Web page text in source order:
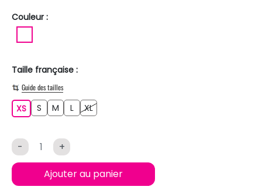
Couleur :
Taille française :
Guide des tailles
XSXS S M L XLXL
- +
Ajouter au panier